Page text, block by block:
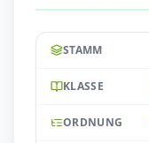
STAMM
KLASSE
ORDNUNG